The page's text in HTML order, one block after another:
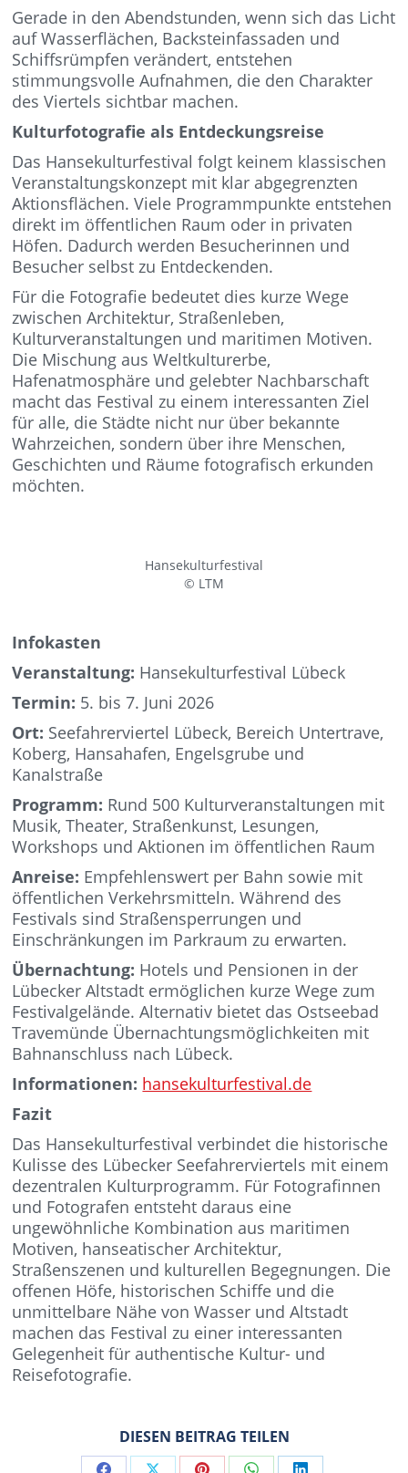
Gerade in den Abendstunden, wenn sich das Licht
auf Wasserflächen, Backsteinfassaden und
Schiffsrümpfen verändert, entstehen
stimmungsvolle Aufnahmen, die den Charakter
des Viertels sichtbar machen.
Kulturfotografie als Entdeckungsreise
Das Hansekulturfestival folgt keinem klassischen
Veranstaltungskonzept mit klar abgegrenzten
Aktionsflächen. Viele Programmpunkte entstehen
direkt im öffentlichen Raum oder in privaten
Höfen. Dadurch werden Besucherinnen und
Besucher selbst zu Entdeckenden.
Für die Fotografie bedeutet dies kurze Wege
zwischen Architektur, Straßenleben,
Kulturveranstaltungen und maritimen Motiven.
Die Mischung aus Weltkulturerbe,
Hafenatmosphäre und gelebter Nachbarschaft
macht das Festival zu einem interessanten Ziel
für alle, die Städte nicht nur über bekannte
Wahrzeichen, sondern über ihre Menschen,
Geschichten und Räume fotografisch erkunden
möchten.
Hansekulturfestival
© LTM
Infokasten
Veranstaltung: Hansekulturfestival Lübeck
Termin: 5. bis 7. Juni 2026
Ort: Seefahrerviertel Lübeck, Bereich Untertrave,
Koberg, Hansahafen, Engelsgrube und
Kanalstraße
Programm: Rund 500 Kulturveranstaltungen mit
Musik, Theater, Straßenkunst, Lesungen,
Workshops und Aktionen im öffentlichen Raum
Anreise: Empfehlenswert per Bahn sowie mit
öffentlichen Verkehrsmitteln. Während des
Festivals sind Straßensperrungen und
Einschränkungen im Parkraum zu erwarten.
Übernachtung: Hotels und Pensionen in der
Lübecker Altstadt ermöglichen kurze Wege zum
Festivalgelände. Alternativ bietet das Ostseebad
Travemünde Übernachtungsmöglichkeiten mit
Bahnanschluss nach Lübeck.
Informationen: hansekulturfestival.de
Fazit
Das Hansekulturfestival verbindet die historische
Kulisse des Lübecker Seefahrerviertels mit einem
dezentralen Kulturprogramm. Für Fotografinnen
und Fotografen entsteht daraus eine
ungewöhnliche Kombination aus maritimen
Motiven, hanseatischer Architektur,
Straßenszenen und kulturellen Begegnungen. Die
offenen Höfe, historischen Schiffe und die
unmittelbare Nähe von Wasser und Altstadt
machen das Festival zu einer interessanten
Gelegenheit für authentische Kultur- und
Reisefotografie.
DIESEN BEITRAG TEILEN